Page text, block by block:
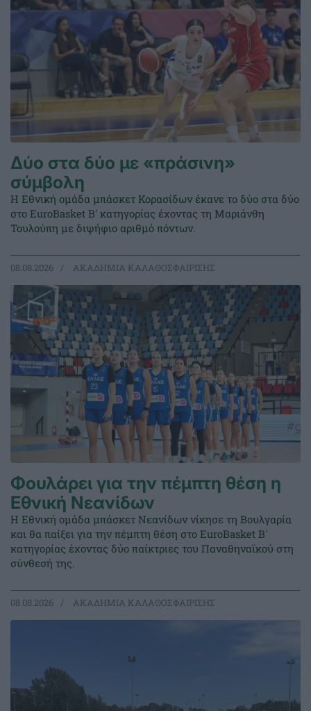
Δύο στα δύο με «πράσινη»
σύμβολη
Η Εθνική ομάδα μπάσκετ Κορασίδων έκανε το δύο στα δύο
στο EuroBasket Β' κατηγορίας έχοντας τη Μαριάνθη
Τουλούπη με διψήφιο αριθμό πόντων.
08.08.2026 ΑΚΑΔΗΜΙΑ ΚΑΛΑΘΟΣΦΑΙΡΙΣΗΣ
Φουλάρει για την πέμπτη θέση η
Εθνική Νεανίδων
Η Εθνική ομάδα μπάσκετ Νεανίδων νίκησε τη Βουλγαρία
και θα παίξει για την πέμπτη θέση στο EuroBasket Β'
κατηγορίας έχοντας δύο παίκτριες του Παναθηναϊκού στη
σύνθεσή της.
08.08.2026 ΑΚΑΔΗΜΙΑ ΚΑΛΑΘΟΣΦΑΙΡΙΣΗΣ